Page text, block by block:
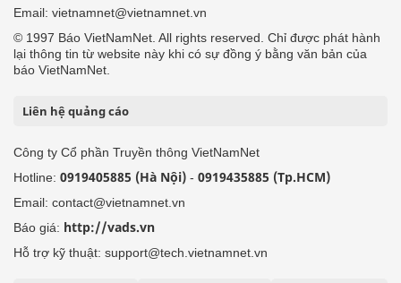
Email: vietnamnet@vietnamnet.vn
© 1997 Báo VietNamNet. All rights reserved. Chỉ được phát hành
lại thông tin từ website này khi có sự đồng ý bằng văn bản của
báo VietNamNet.
Liên hệ quảng cáo
Công ty Cổ phần Truyền thông VietNamNet
Hotline: 0919405885 (Hà Nội) - 0919435885 (Tp.HCM)
Email: contact@vietnamnet.vn
Báo giá: http://vads.vn
Hỗ trợ kỹ thuật: support@tech.vietnamnet.vn